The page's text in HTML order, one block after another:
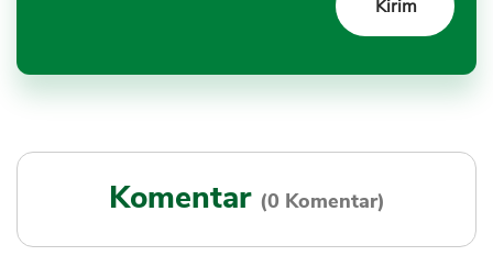
Komentar (0 Komentar)